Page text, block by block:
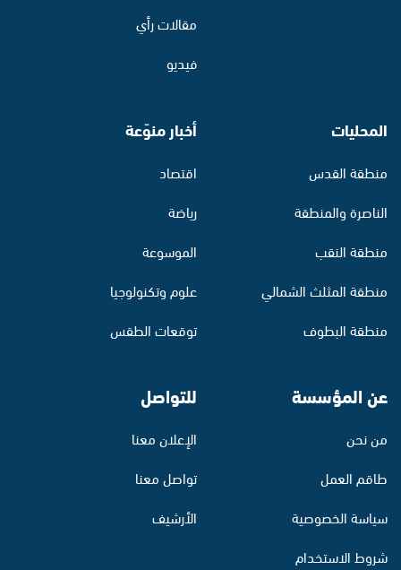
مقالات رأي
فيديو
المحليات
منطقة القدس
الناصرة والمنطقة
منطقة النقب
منطقة المثلث الشمالي
منطقة البطوف
أخبار منوّعة
اقتصاد
رياضة
الموسوعة
علوم وتكنولوجيا
توقعات الطقس
عن المؤسسة
من نحن
طاقم العمل
سياسة الخصوصية
شروط الاستخدام
للتواصل
الإعلان معنا
تواصل معنا
الأرشيف